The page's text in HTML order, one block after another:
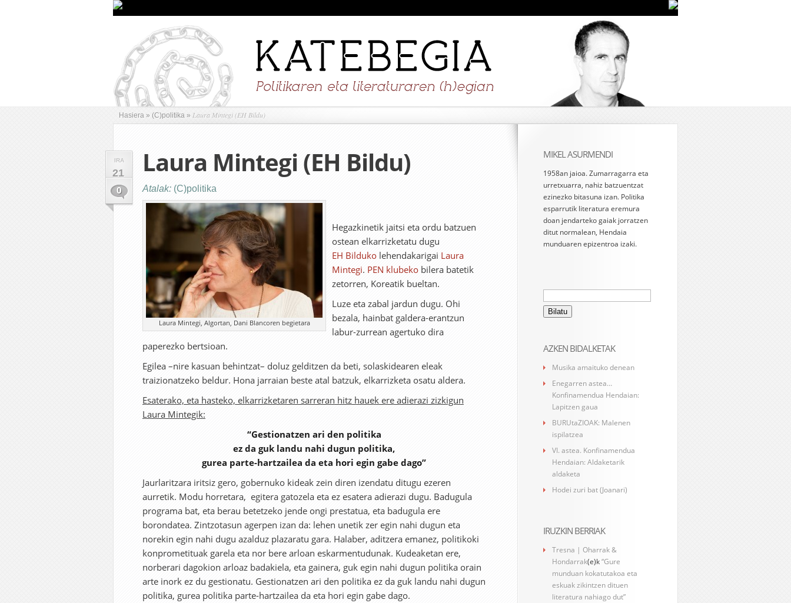
Hasiera » (C)politika » Laura Mintegi (EH Bildu)
IRA
21
0
Laura Mintegi (EH Bildu)
Atalak: (C)politika
Laura Mintegi, Algortan, Dani Blancoren begietara
Hegazkinetik jaitsi eta ordu batzuen
ostean elkarrizketatu dugu
EH Bilduko lehendakarigai Laura
Mintegi. PEN klubeko bilera batetik
zetorren, Koreatik bueltan.
Luze eta zabal jardun dugu. Ohi
bezala, hainbat galdera-erantzun
labur-zurrean agertuko dira
paperezko bertsioan.
Egilea –nire kasuan behintzat– doluz gelditzen da beti, solaskidearen eleak
traizionatzeko beldur. Hona jarraian beste atal batzuk, elkarrizketa osatu aldera.
Esaterako, eta hasteko, elkarrizketaren sarreran hitz hauek ere adierazi zizkigun
Laura Mintegik:
“Gestionatzen ari den politika
ez da guk landu nahi dugun politika,
gurea parte-hartzailea da eta hori egin gabe dago”
Jaurlaritzara iritsiz gero, gobernuko kideak zein diren izendatu ditugu ezeren
aurretik. Modu horretara, egitera gatozela eta ez esatera adierazi dugu. Badugula
programa bat, eta berau betetzeko jende ongi prestatua, eta badugula ere
borondatea. Zintzotasun agerpen izan da: lehen unetik zer egin nahi dugun eta
norekin egin nahi dugu azalduz plazaratu gara. Halaber, aditzera emanez, politikoki
konprometituak garela eta nor bere arloan eskarmentudunak. Kudeaketan ere,
norberari dagokion arloaz badakiela, eta gainera, guk egin nahi dugun politika orain
arte inork ez du gestionatu. Gestionatzen ari den politika ez da guk landu nahi dugun
politika, gurea politika parte-hartzailea da eta hori egin gabe dago.
MIKEL ASURMENDI
1958an jaioa. Zumarragarra eta
urretxuarra, nahiz batzuentzat
ezinezko bitasuna izan. Politika
esparrutik literatura eremura
doan jendarteko gaiak jorratzen
ditut normalean, Hendaia
munduaren epizentroa izaki.
Bilatu:
AZKEN BIDALKETAK
Musika amaituko denean
Enegarren astea…
Konfinamendua Hendaian:
Lapitzen gaua
BURUtaZIOAK: Malenen
ispilatzea
VI. astea. Konfinamendua
Hendaian: Aldaketarik
aldaketa
Hodei zuri bat (Joanari)
IRUZKIN BERRIAK
Tresna | Oharrak &
Hondarrak(e)k“Gure
munduan kokatutakoa eta
eskuak zikintzen dituen
literatura nahiago dut”